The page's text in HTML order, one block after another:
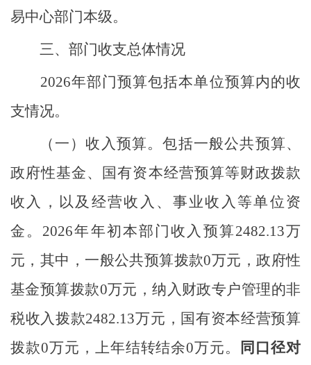
易中心部门本级。
三、 部门收支总体情况
2026年部门预算包括本单位预算内的收
支情况。
（一） 收入预算。包括一般公共预算、
政府性基金、国有资本经营预算等财政拨款
收入，以及经营收入、事业收入等单位资
金。 2026年年初本部门收入 预算2482.13万
元，其中，一般公共预算拨款0万元，政府性
基金预算拨款0万元，纳入财政专户管理的非
税收入拨款2482.13万元，国有资本经营预算
拨款0万元， 上年结转结余0万元。
同口径对